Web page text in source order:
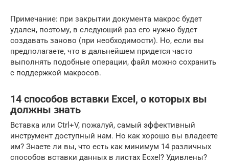
Примечание: при закрытии документа макрос будет
удален, поэтому, в следующий раз его нужно будет
создавать заново (при необходимости). Но, если вы
предполагаете, что в дальнейшем придется часто
выполнять подобные операции, файл можно сохранить
с поддержкой макросов.
14 способов вставки Excel, о которых вы
должны знать
Вставка или Ctrl+V, пожалуй, самый эффективный
инструмент доступный нам. Но как хорошо вы владеете
им? Знаете ли вы, что есть как минимум 14 различных
способов вставки данных в листах Ecxel? Удивлены?